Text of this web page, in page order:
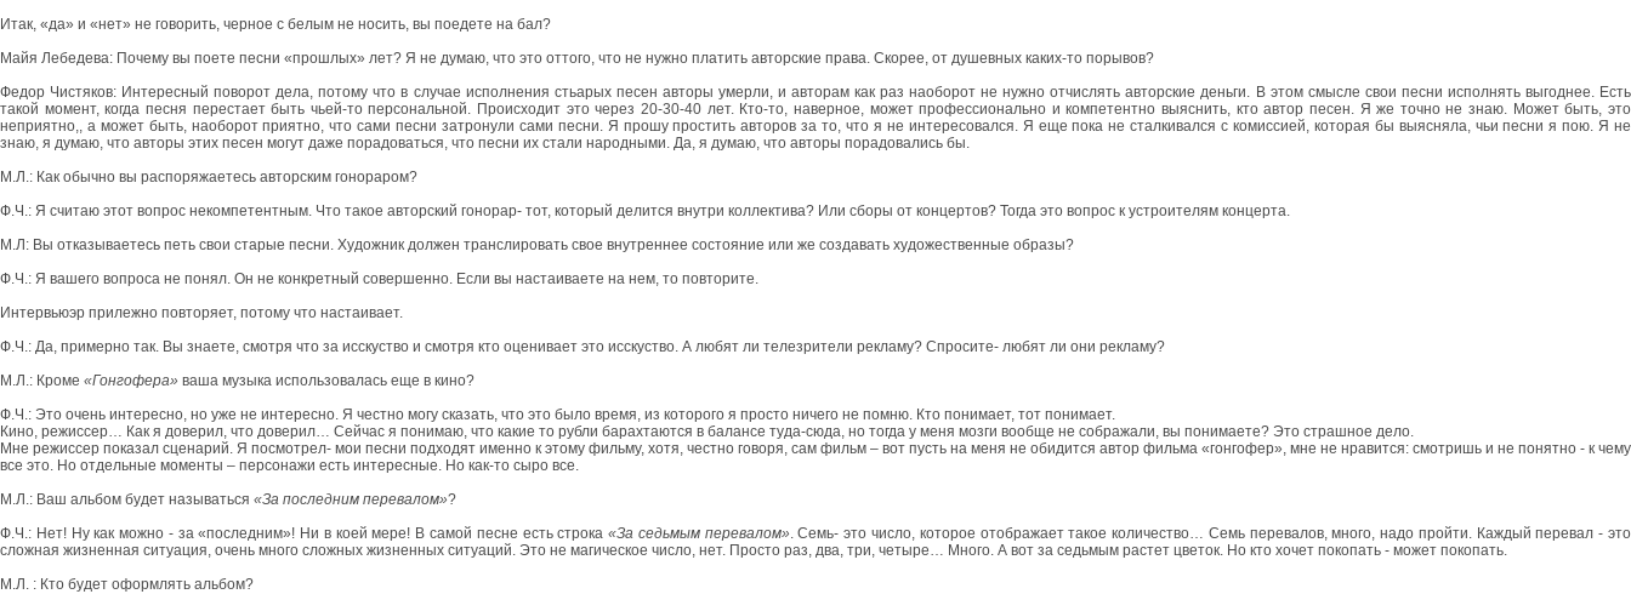
Итак, «да» и «нет» не говорить, черное с белым не носить, вы поедете на бал?
Майя Лебедева: Почему вы поете песни «прошлых» лет? Я не думаю, что это оттого, что не нужно платить авторские права. Скорее, от душевных каких-то порывов?
Федор Чистяков: Интересный поворот дела, потому что в случае исполнения стьарых песен авторы умерли, и авторам как раз наоборот не нужно отчислять авторские деньги. В этом смысле свои песни исполнять выгоднее. Есть
такой момент, когда песня перестает быть чьей-то персональной. Происходит это через 20-30-40 лет. Кто-то, наверное, может профессионально и компетентно выяснить, кто автор песен. Я же точно не знаю. Может быть, это
неприятно,, а может быть, наоборот приятно, что сами песни затронули сами песни. Я прошу простить авторов за то, что я не интересовался. Я еще пока не сталкивался с комиссией, которая бы выясняла, чьи песни я пою. Я не
знаю, я думаю, что авторы этих песен могут даже порадоваться, что песни их стали народными. Да, я думаю, что авторы порадовались бы.
М.Л.: Как обычно вы распоряжаетесь авторским гонораром?
Ф.Ч.: Я считаю этот вопрос некомпетентным. Что такое авторский гонорар- тот, который делится внутри коллектива? Или сборы от концертов? Тогда это вопрос к устроителям концерта.
М.Л: Вы отказываетесь петь свои старые песни. Художник должен транслировать свое внутреннее состояние или же создавать художественные образы?
Ф.Ч.: Я вашего вопроса не понял. Он не конкретный совершенно. Если вы настаиваете на нем, то повторите.
Интервьюэр прилежно повторяет, потому что настаивает.
Ф.Ч.: Да, примерно так. Вы знаете, смотря что за исскуство и смотря кто оценивает это исскуство. А любят ли телезрители рекламу? Спросите- любят ли они рекламу?
М.Л.: Кроме «Гонгофера» ваша музыка использовалась еще в кино?
Ф.Ч.: Это очень интересно, но уже не интересно. Я честно могу сказать, что это было время, из которого я просто ничего не помню. Кто понимает, тот понимает.
Кино, режиссер… Как я доверил, что доверил… Сейчас я понимаю, что какие то рубли барахтаются в балансе туда-сюда, но тогда у меня мозги вообще не сображали, вы понимаете? Это страшное дело.
Мне режиссер показал сценарий. Я посмотрел- мои песни подходят именно к этому фильму, хотя, честно говоря, сам фильм – вот пусть на меня не обидится автор фильма «гонгофер», мне не нравится: смотришь и не понятно - к чему
все это. Но отдельные моменты – персонажи есть интересные. Но как-то сыро все.
М.Л.: Ваш альбом будет называться «За последним перевалом»?
Ф.Ч.: Нет! Ну как можно - за «последним»! Ни в коей мере! В самой песне есть строка«За седьмым перевалом». Семь- это число, которое отображает такое количество… Семь перевалов, много, надо пройти. Каждый перевал - это
сложная жизненная ситуация, очень много сложных жизненных ситуаций. Это не магическое число, нет. Просто раз, два, три, четыре… Много. А вот за седьмым растет цветок. Но кто хочет покопать - может покопать.
М.Л. : Кто будет оформлять альбом?